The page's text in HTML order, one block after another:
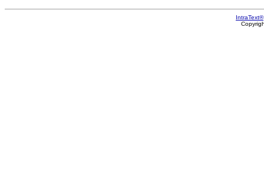
IntraText®